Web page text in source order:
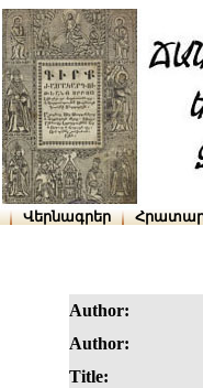
Վերնագրեր
Author:
Author:
Title: